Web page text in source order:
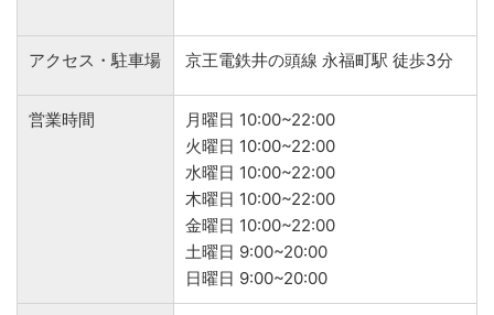
アクセス・駐車場 京王電鉄井の頭線 永福町駅 徒歩3分
営業時間
月曜日 10:00~22:00
火曜日 10:00~22:00
水曜日 10:00~22:00
木曜日 10:00~22:00
金曜日 10:00~22:00
土曜日 9:00~20:00
日曜日 9:00~20:00